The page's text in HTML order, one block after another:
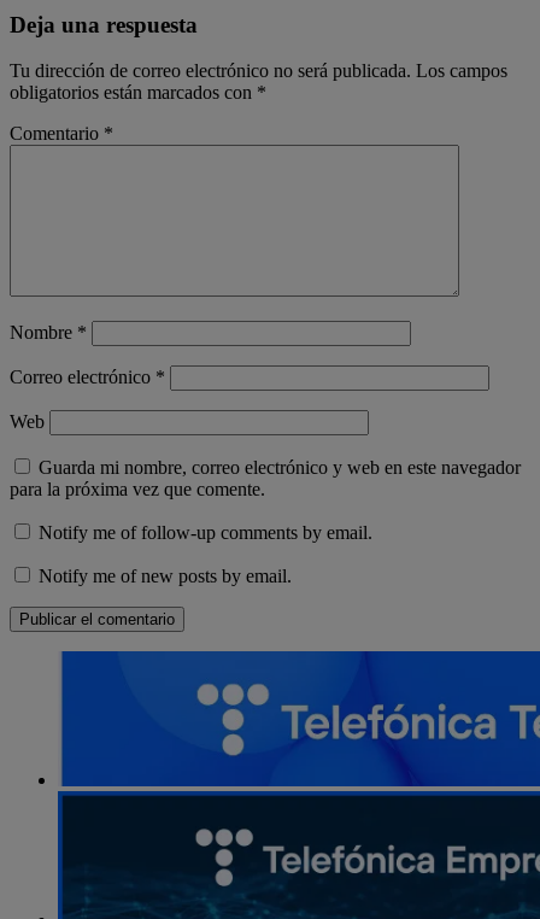
Deja una respuesta
Tu dirección de correo electrónico no será publicada. Los campos
obligatorios están marcados con *
Comentario *
Nombre *
Correo electrónico *
Web
Guarda mi nombre, correo electrónico y web en este navegador
para la próxima vez que comente.
Notify me of follow-up comments by email.
Notify me of new posts by email.